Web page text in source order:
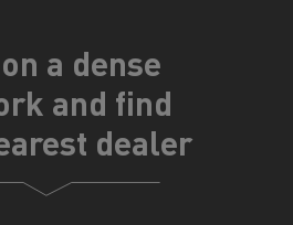
a dense
and find
dealer